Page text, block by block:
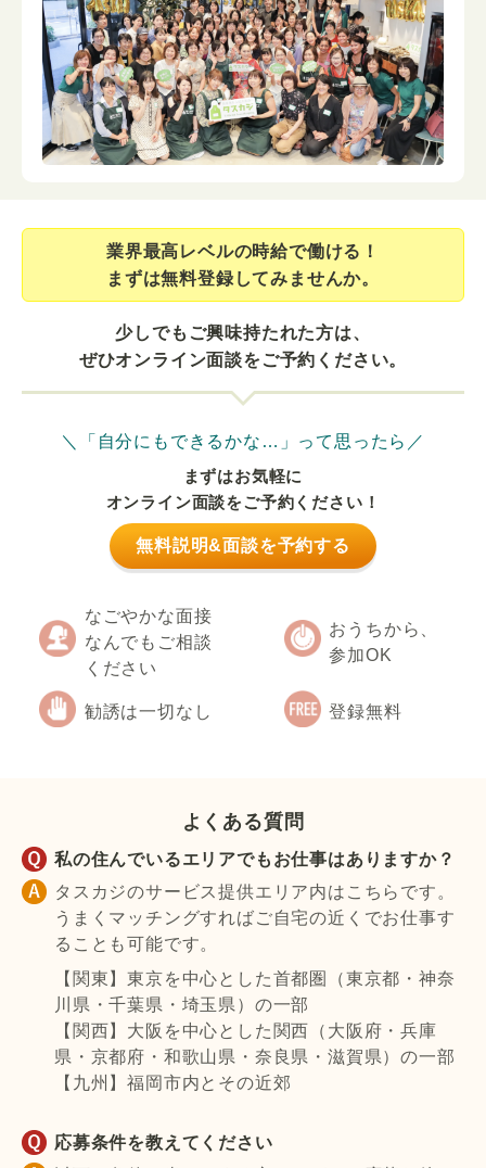
業界最⾼レベルの時給で働ける！
まずは無料登録してみませんか。
少しでもご興味持たれた方は、
ぜひオンライン面談をご予約ください。
＼「自分にもできるかな…」って思ったら／
まずはお気軽に
オンライン面談をご予約ください！
無料説明&面談を予約する
なごやかな面接
なんでもご相談
ください
おうちから、
参加OK
勧誘は一切なし 登録無料
よくある質問
私の住んでいるエリアでもお仕事はありますか？
タスカジのサービス提供エリア内はこちらです。
うまくマッチングすればご自宅の近くでお仕事す
ることも可能です。
【関東】東京を中心とした首都圏（東京都・神奈
川県・千葉県・埼玉県）の一部
【関西】大阪を中心とした関西（大阪府・兵庫
県・京都府・和歌山県・奈良県・滋賀県）の一部
【九州】福岡市内とその近郊
応募条件を教えてください